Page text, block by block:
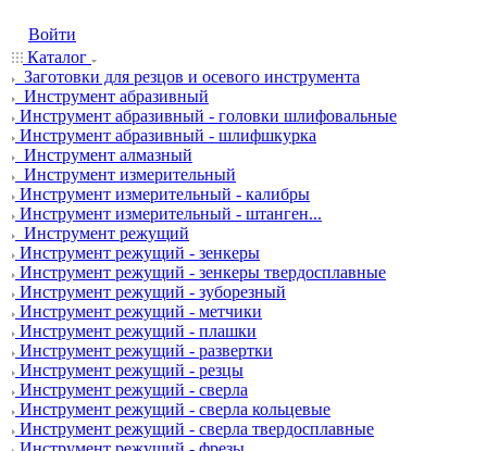
Войти
Каталог
Заготовки для резцов и осевого инструмента
Инструмент абразивный
Инструмент абразивный - головки шлифовальные
Инструмент абразивный - шлифшкурка
Инструмент алмазный
Инструмент измерительный
Инструмент измерительный - калибры
Инструмент измерительный - штанген...
Инструмент режущий
Инструмент режущий - зенкеры
Инструмент режущий - зенкеры твердосплавные
Инструмент режущий - зуборезный
Инструмент режущий - метчики
Инструмент режущий - плашки
Инструмент режущий - развертки
Инструмент режущий - резцы
Инструмент режущий - сверла
Инструмент режущий - сверла кольцевые
Инструмент режущий - сверла твердосплавные